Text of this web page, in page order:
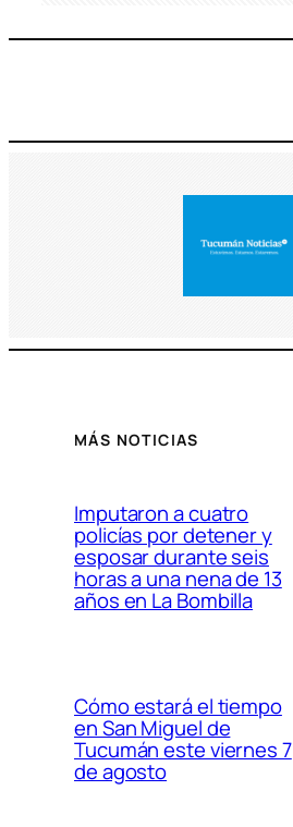
MÁS NOTICIAS
Imputaron a cuatro
policías por detener y
esposar durante seis
horas a una nena de 13
años en La Bombilla
Cómo estará el tiempo
en San Miguel de
Tucumán este viernes 7
de agosto